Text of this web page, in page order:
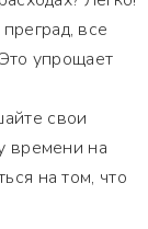
все
упрощает
свои
времени на
на том, что